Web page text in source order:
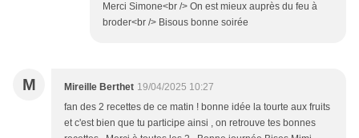
Merci Simone<br /> On est mieux auprès du feu à
broder<br /> Bisous bonne soirée
M Mireille Berthet 19/04/2025 10:27
fan des 2 recettes de ce matin ! bonne idée la tourte aux fruits
et c'est bien que tu participe ainsi , on retrouve tes bonnes